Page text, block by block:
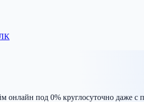
под 0% круглосуточно даже